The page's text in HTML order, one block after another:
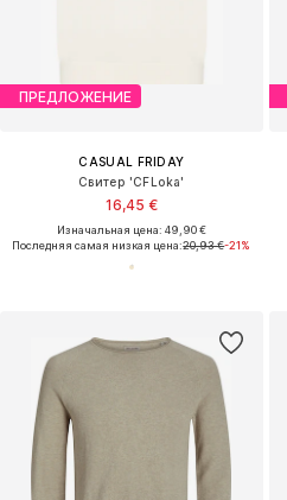
ПРЕДЛОЖЕНИЕ
CASUAL FRIDAY
Свитер 'CFLoka'
16,45 €
Изначальная цена: 49,90 €
Последняя самая низкая цена:20,93 €-21%